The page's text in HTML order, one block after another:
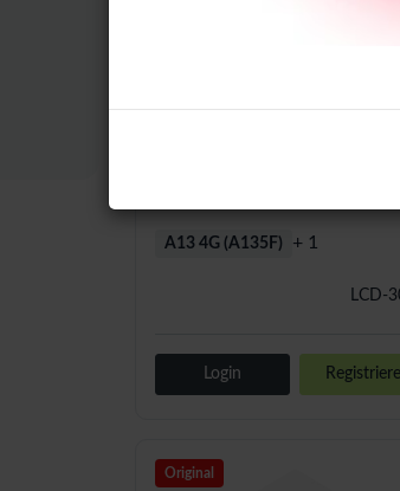
A137) Original LCD Display
LCD-
A13 4G (A135F) + 1
Login
Original